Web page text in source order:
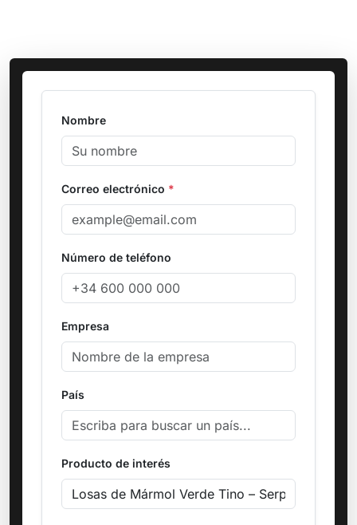
Nombre
Correo electrónico *
Número de teléfono
Empresa
País
Producto de interés